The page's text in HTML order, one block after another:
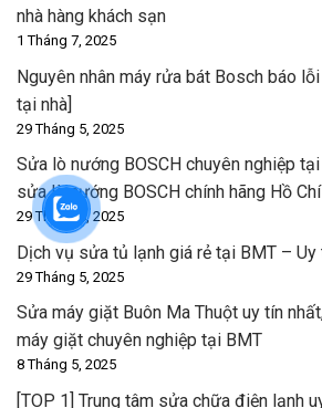
nhà hàng khách sạn
1 Tháng 7, 2025
Nguyên nhân máy rửa bát Bosch báo
tại nhà]
29 Tháng 5, 2025
Sửa lò nướng BOSCH chuyên nghiệp
sửa lò nướng BOSCH chính hãng Hồ
29 Tháng 5, 2025
Dịch vụ sửa tủ lạnh giá rẻ tại BMT – Uy
29 Tháng 5, 2025
Sửa máy giặt Buôn Ma Thuột uy tín
máy giặt chuyên nghiệp tại BMT
8 Tháng 5, 2025
[TOP 1] Trung tâm sửa chữa điện lạnh